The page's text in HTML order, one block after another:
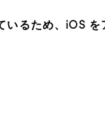
いるため、iOS